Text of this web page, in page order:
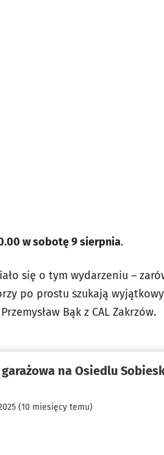
w sobotę 9 sierpnia.
się o tym wydarzeniu –
po prostu szukają
Bąk z CAL Zakrzów.
na Osiedlu
(10 miesięcy temu)